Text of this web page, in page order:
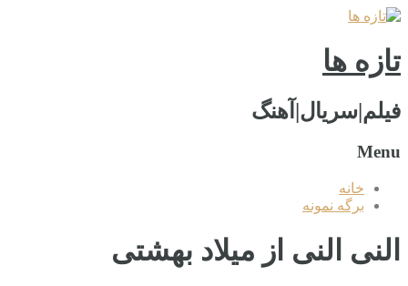
تازه ها
فیلم|سریال|آهنگ
Menu
خانه
برگه نمونه
النی النی از میلاد بهشتی